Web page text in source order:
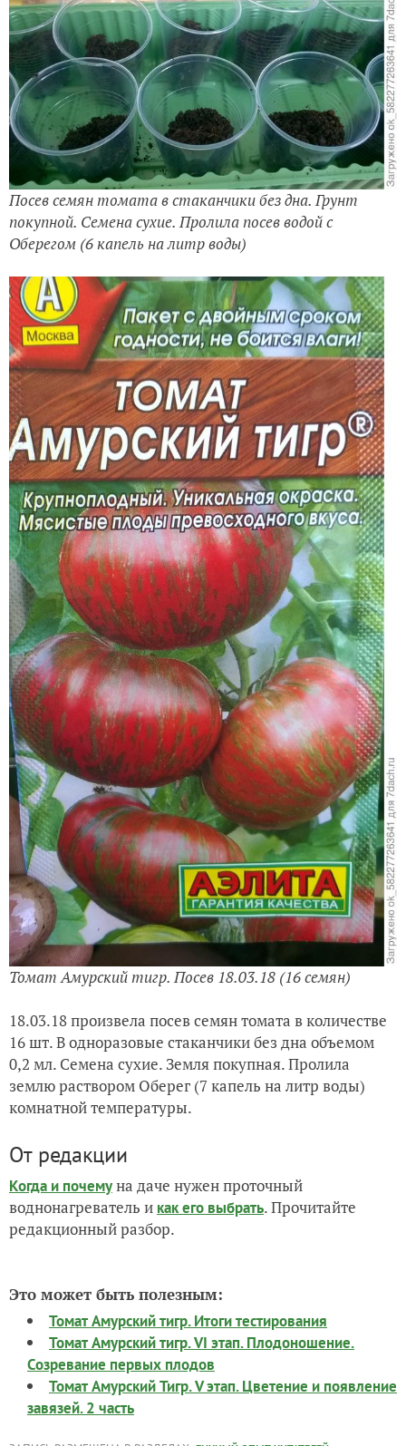
Посев семян томата в стаканчики без дна. Грунт
покупной. Семена сухие. Пролила посев водой с
Оберегом (6 капель на литр воды)
Томат Амурский тигр. Посев 18.03.18 (16 семян)
18.03.18 произвела посев семян томата в количестве
16 шт. В одноразовые стаканчики без дна объемом
0,2 мл. Семена сухие. Земля покупная. Пролила
землю раствором Оберег (7 капель на литр воды)
комнатной температуры.
От редакции
Когда и почемуна даче нужен проточный
воднонагреватель и как его выбрать. Прочитайте
редакционный разбор.
Это может быть полезным:
Томат Амурский тигр. Итоги тестирования
Томат Амурский тигр. VI этап. Плодоношение.
Созревание первых плодов
Томат Амурский Тигр. V этап. Цветение и появление
завязей. 2 часть